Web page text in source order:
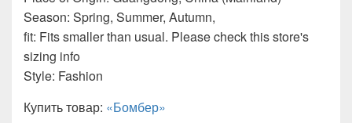
Season: Spring, Summer, Autumn,
fit: Fits smaller than usual. Please check this store's
sizing info
Style: Fashion
Купить товар: «Бомбер»